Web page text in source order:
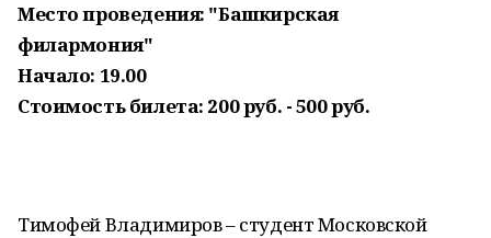
Место проведения: "Башкирская
филармония"
Начало: 19.00
Стоимость билета: 200 руб. - 500 руб.
Тимофей Владимиров – студент Московской